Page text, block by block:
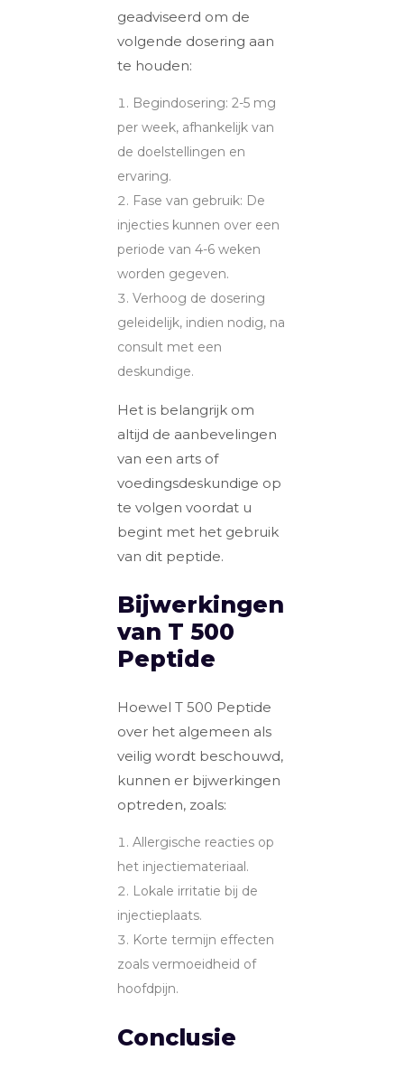
geadviseerd om de
volgende dosering aan
te houden:
Begindosering: 2-5 mg
per week, afhankelijk van
de doelstellingen en
ervaring.
Fase van gebruik: De
injecties kunnen over een
periode van 4-6 weken
worden gegeven.
Verhoog de dosering
geleidelijk, indien nodig, na
consult met een
deskundige.
Het is belangrijk om
altijd de aanbevelingen
van een arts of
voedingsdeskundige op
te volgen voordat u
begint met het gebruik
van dit peptide.
Bijwerkingen
van T 500
Peptide
Hoewel T 500 Peptide
over het algemeen als
veilig wordt beschouwd,
kunnen er bijwerkingen
optreden, zoals:
Allergische reacties op
het injectiemateriaal.
Lokale irritatie bij de
injectieplaats.
Korte termijn effecten
zoals vermoeidheid of
hoofdpijn.
Conclusie